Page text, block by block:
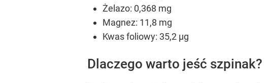
Żelazo: 0,368 mg
Magnez: 11,8 mg
Kwas foliowy: 35,2 µg
Dlaczego warto jeść szpinak?